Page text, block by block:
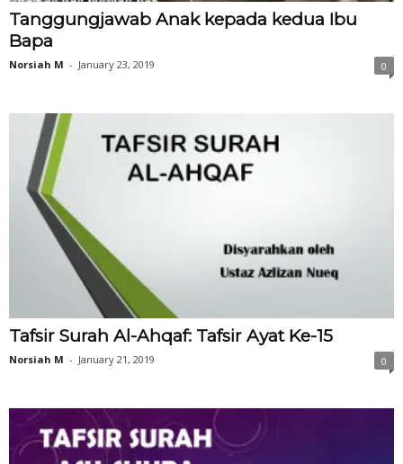
Tanggungjawab Anak kepada kedua Ibu
Bapa
Norsiah M - January 23, 2019 0
Tafsir Surah Al-Ahqaf: Tafsir Ayat Ke-15
Norsiah M - January 21, 2019 0